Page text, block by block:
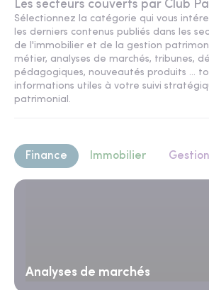
Les secteurs couverts par Club
Sélectionnez la catégorie qui vous
les derniers contenus publiés dans les
de l'immobilier et de la gestion
métier, analyses de marchés, tribunes,
pédagogiques, nouveautés produits ...
informations utiles à votre suivi
patrimonial.
Finance Immobilier
Analyses de marchés